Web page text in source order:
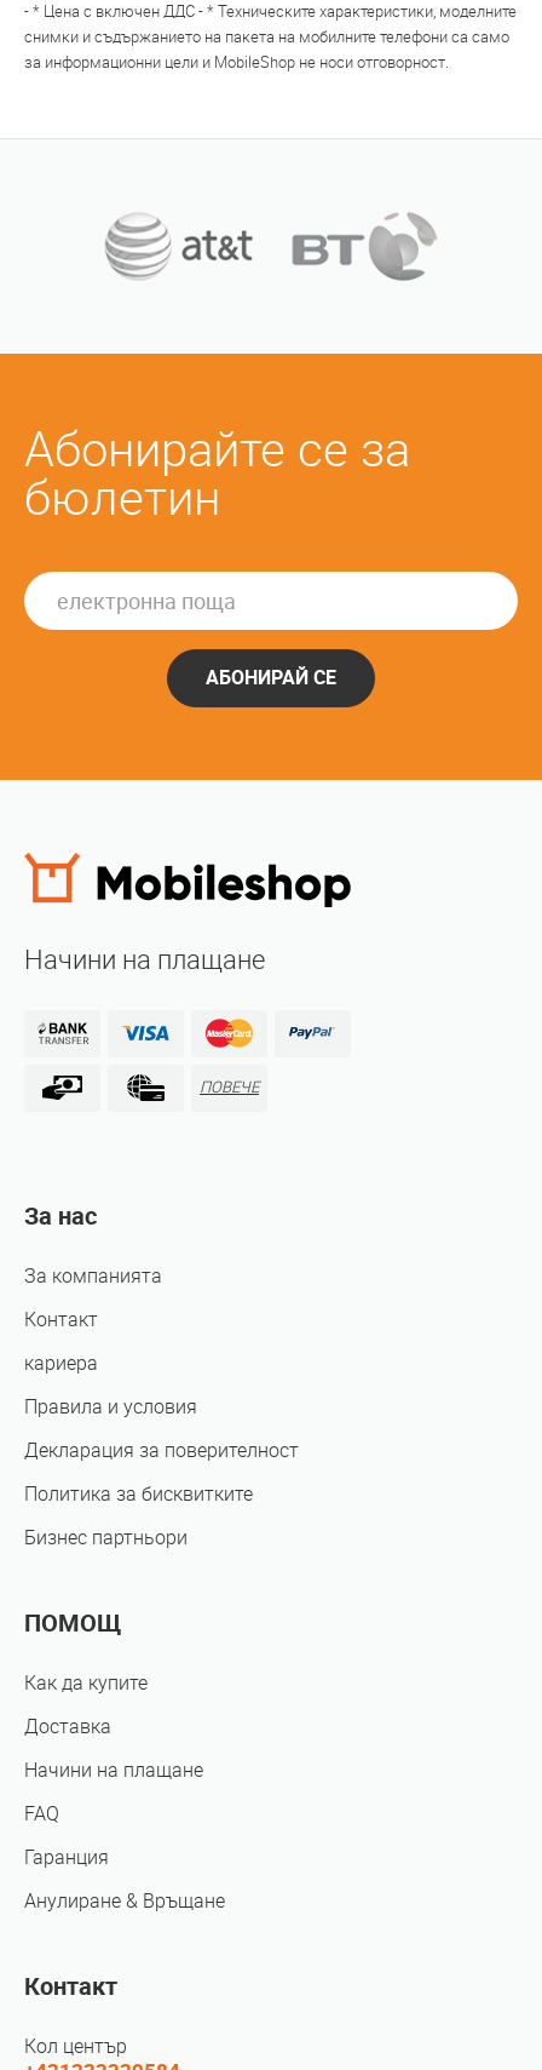
- * Цена с включен ДДС - * Техническите характеристики, моделните
снимки и съдържанието на пакета на мобилните телефони са само
за информационни цели и MobileShop не носи отговорност.
Абонирайте се за
бюлетин
АБОНИРАЙ СЕ
Начини на плащане
ПОВЕЧЕ
За нас
За компанията
Контакт
кариера
Правила и условия
Декларация за поверителност
Политика за бисквитките
Бизнес партньори
ПОМОЩ
Как да купите
Доставка
Начини на плащане
FAQ
Гаранция
Анулиране & Връщане
Контакт
Кол център